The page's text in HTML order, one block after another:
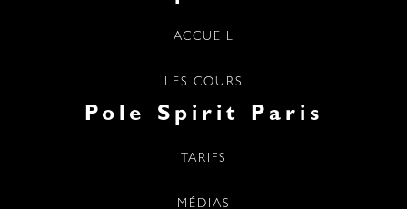
ACCUEIL
LES COURS
Pole Spirit Paris
TARIFS
MÉDIAS